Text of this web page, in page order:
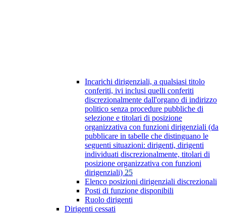
Incarichi dirigenziali, a qualsiasi titolo
conferiti, ivi inclusi quelli conferiti
discrezionalmente dall'organo di indirizzo
politico senza procedure pubbliche di
selezione e titolari di posizione
organizzativa con funzioni dirigenziali (da
pubblicare in tabelle che distinguano le
seguenti situazioni: dirigenti, dirigenti
individuati discrezionalmente, titolari di
posizione organizzativa con funzioni
dirigenziali) 25
Elenco posizioni dirigenziali discrezionali
Posti di funzione disponibili
Ruolo dirigenti
Dirigenti cessati